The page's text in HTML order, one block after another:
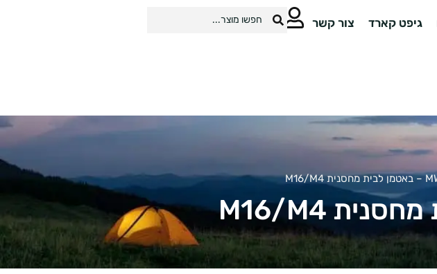
גיפט קארד צור קשר